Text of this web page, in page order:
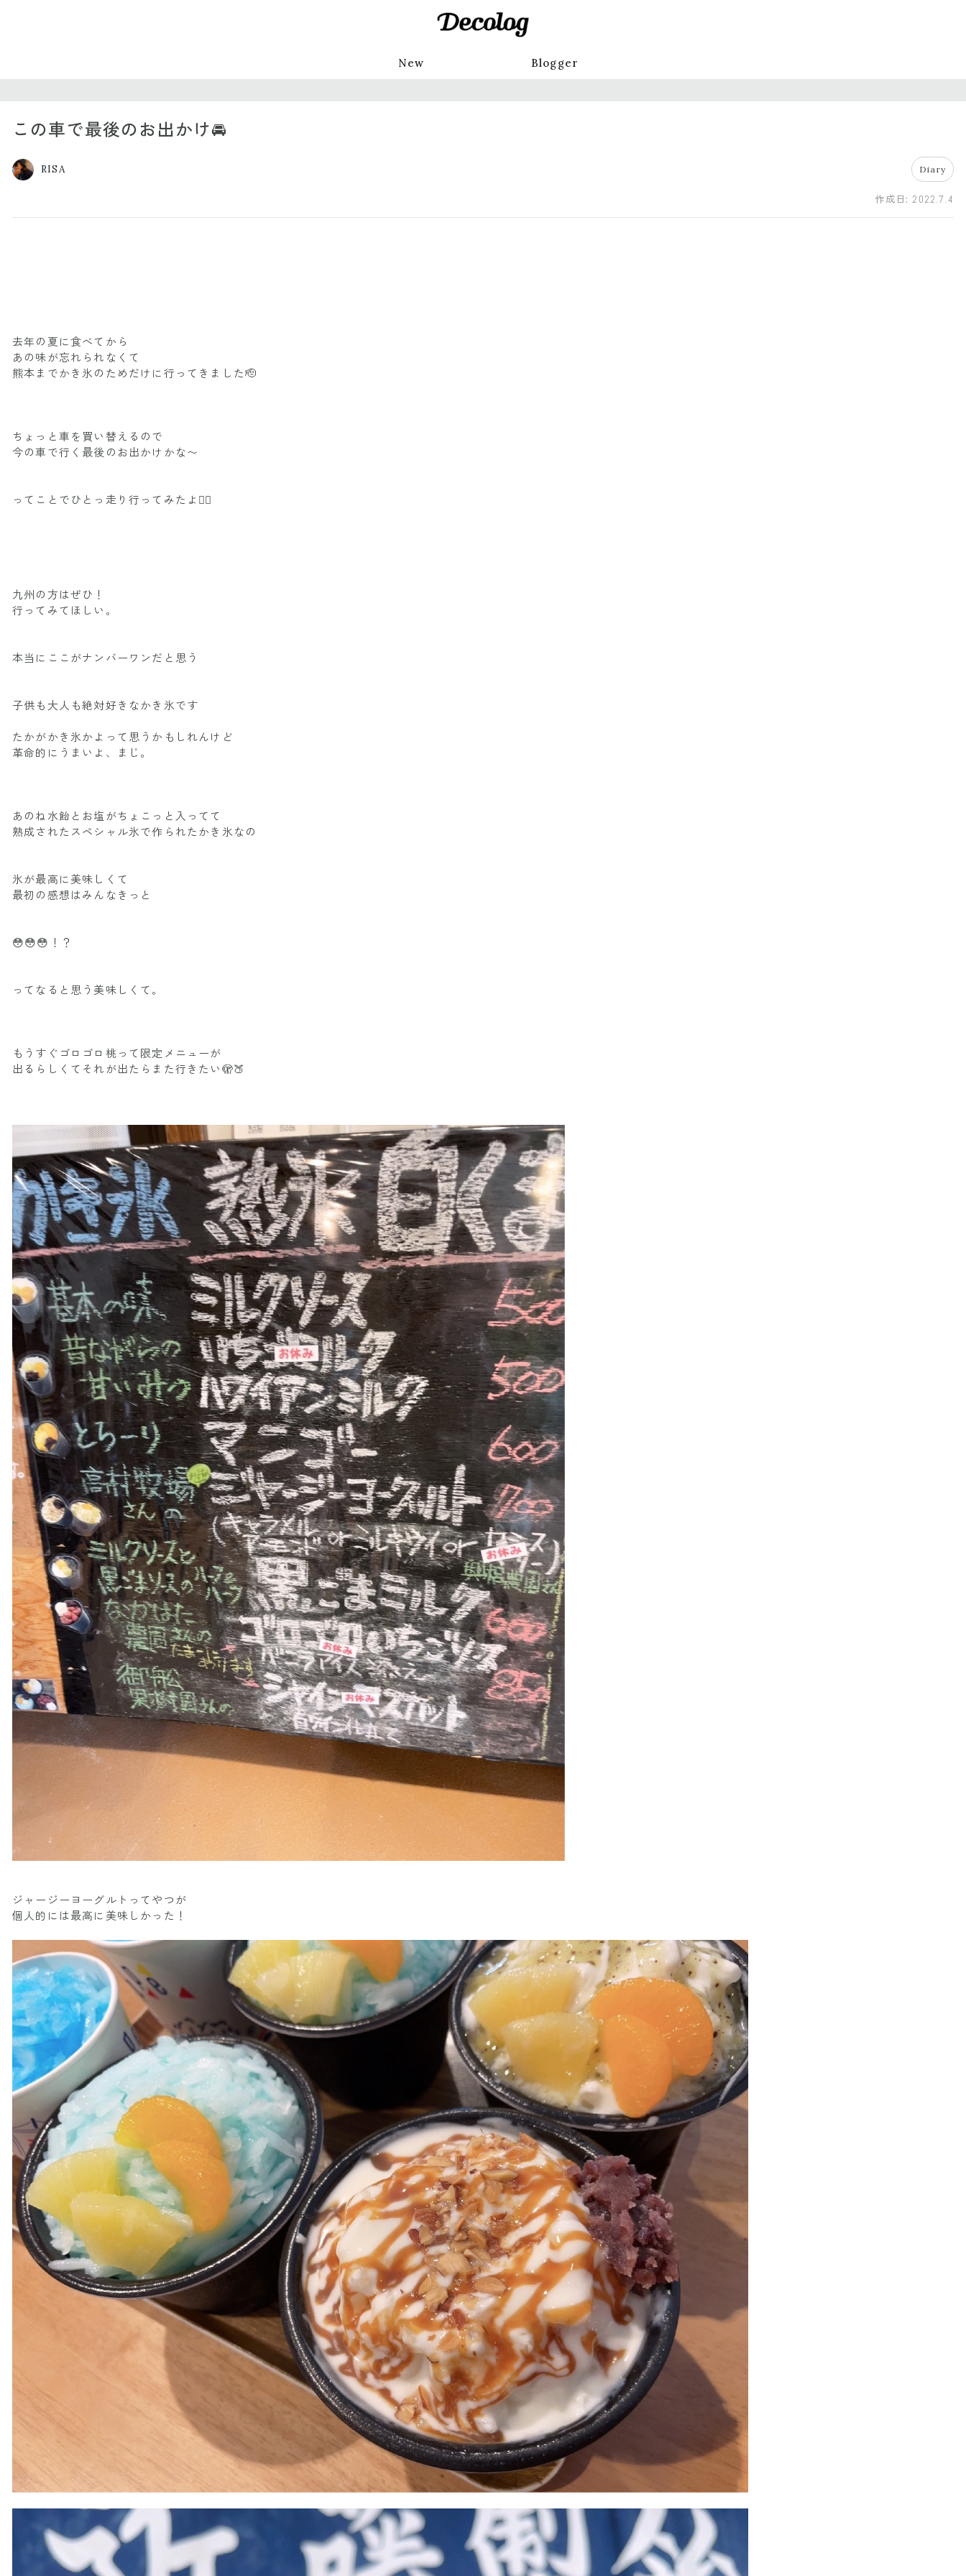
New Blogger
この車で最後のお出かけ🚘
RISA Diary
作成日:2022.7.4
去年の夏に食べてから
あの味が忘れられなくて
熊本までかき氷のためだけに行ってきました🫡
ちょっと車を買い替えるので
今の車で行く最後のお出かけかな〜
ってことでひとっ走り行ってみたよ✌🏽
九州の方はぜひ！
行ってみてほしい。
本当にここがナンバーワンだと思う
子供も大人も絶対好きなかき氷です
たかがかき氷かよって思うかもしれんけど
革命的にうまいよ、まじ。
あのね水飴とお塩がちょこっと入ってて
熟成されたスペシャル氷で作られたかき氷なの
氷が最高に美味しくて
最初の感想はみんなきっと
😳😳😳！？
ってなると思う美味しくて。
もうすぐゴロゴロ桃って限定メニューが
出るらしくてそれが出たらまた行きたい🫣🍑
ジャージーヨーグルトってやつが
個人的には最高に美味しかった！